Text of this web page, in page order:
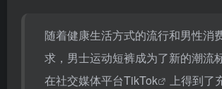
随着健康生活方式的流行和男性消
求，男士运动短裤成为了新的潮流
在社交媒体平台TikTok
上得到了